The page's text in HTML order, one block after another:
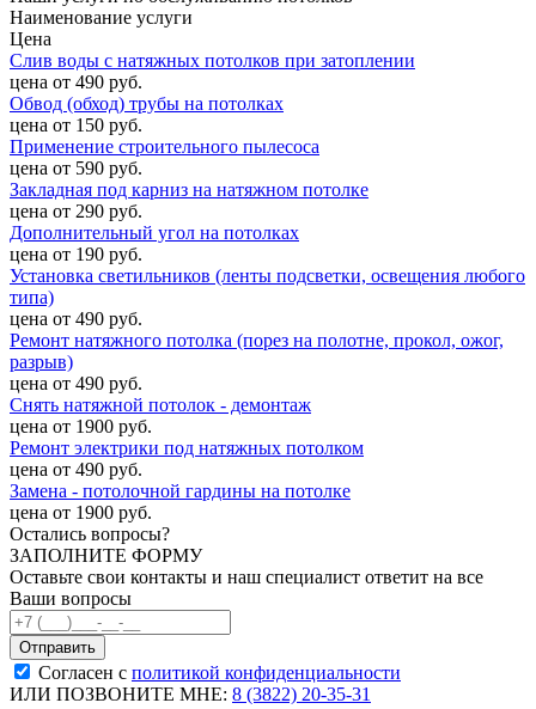
Наименование услуги
Цена
Слив воды с натяжных потолков при затоплении
цена от 490 руб.
Обвод (обход) трубы на потолках
цена от 150 руб.
Применение строительного пылесоса
цена от 590 руб.
Закладная под карниз на натяжном потолке
цена от 290 руб.
Дополнительный угол на потолках
цена от 190 руб.
Установка светильников (ленты подсветки, освещения любого
типа)
цена от 490 руб.
Ремонт натяжного потолка (порез на полотне, прокол, ожог,
разрыв)
цена от 490 руб.
Снять натяжной потолок - демонтаж
цена от 1900 руб.
Ремонт электрики под натяжных потолком
цена от 490 руб.
Замена - потолочной гардины на потолке
цена от 1900 руб.
Остались вопросы?
ЗАПОЛНИТЕ ФОРМУ
Оставьте свои контакты и наш специалист ответит на все
Ваши вопросы
Согласен с политикой конфиденциальности
ИЛИ ПОЗВОНИТЕ МНЕ: 8 (3822) 20-35-31